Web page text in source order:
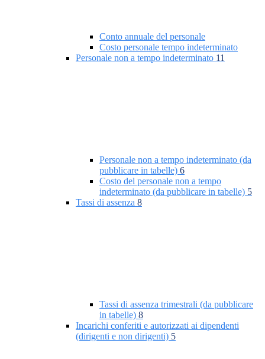
Conto annuale del personale
Costo personale tempo indeterminato
Personale non a tempo indeterminato 11
Personale non a tempo indeterminato (da
pubblicare in tabelle) 6
Costo del personale non a tempo
indeterminato (da pubblicare in tabelle) 5
Tassi di assenza 8
Tassi di assenza trimestrali (da pubblicare
in tabelle) 8
Incarichi conferiti e autorizzati ai dipendenti
(dirigenti e non dirigenti) 5